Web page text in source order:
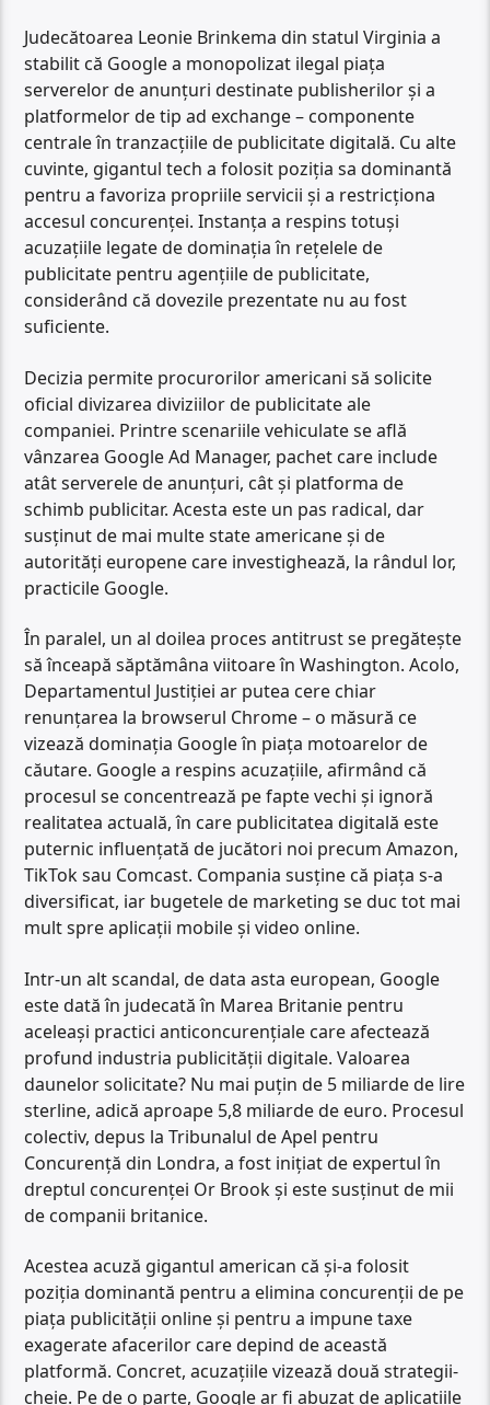
Judecătoarea Leonie Brinkema din statul Virginia a
stabilit că Google a monopolizat ilegal piața
serverelor de anunțuri destinate publisherilor și a
platformelor de tip ad exchange – componente
centrale în tranzacțiile de publicitate digitală. Cu alte
cuvinte, gigantul tech a folosit poziția sa dominantă
pentru a favoriza propriile servicii și a restricționa
accesul concurenței. Instanța a respins totuși
acuzațiile legate de dominația în rețelele de
publicitate pentru agențiile de publicitate,
considerând că dovezile prezentate nu au fost
suficiente.
Decizia permite procurorilor americani să solicite
oficial divizarea diviziilor de publicitate ale
companiei. Printre scenariile vehiculate se află
vânzarea Google Ad Manager, pachet care include
atât serverele de anunțuri, cât și platforma de
schimb publicitar. Acesta este un pas radical, dar
susținut de mai multe state americane și de
autorități europene care investighează, la rândul lor,
practicile Google.
În paralel, un al doilea proces antitrust se pregătește
să înceapă săptămâna viitoare în Washington. Acolo,
Departamentul Justiției ar putea cere chiar
renunțarea la browserul Chrome – o măsură ce
vizează dominația Google în piața motoarelor de
căutare. Google a respins acuzațiile, afirmând că
procesul se concentrează pe fapte vechi și ignoră
realitatea actuală, în care publicitatea digitală este
puternic influențată de jucători noi precum Amazon,
TikTok sau Comcast. Compania susține că piața s-a
diversificat, iar bugetele de marketing se duc tot mai
mult spre aplicații mobile și video online.
Intr-un alt scandal, de data asta european, Google
este dată în judecată în Marea Britanie pentru
aceleași practici anticoncurențiale care afectează
profund industria publicității digitale. Valoarea
daunelor solicitate? Nu mai puțin de 5 miliarde de lire
sterline, adică aproape 5,8 miliarde de euro. Procesul
colectiv, depus la Tribunalul de Apel pentru
Concurență din Londra, a fost inițiat de expertul în
dreptul concurenței Or Brook și este susținut de mii
de companii britanice.
Acestea acuză gigantul american că și-a folosit
poziția dominantă pentru a elimina concurenții de pe
piața publicității online și pentru a impune taxe
exagerate afacerilor care depind de această
platformă. Concret, acuzațiile vizează două strategii-
cheie. Pe de o parte, Google ar fi abuzat de aplicațiile